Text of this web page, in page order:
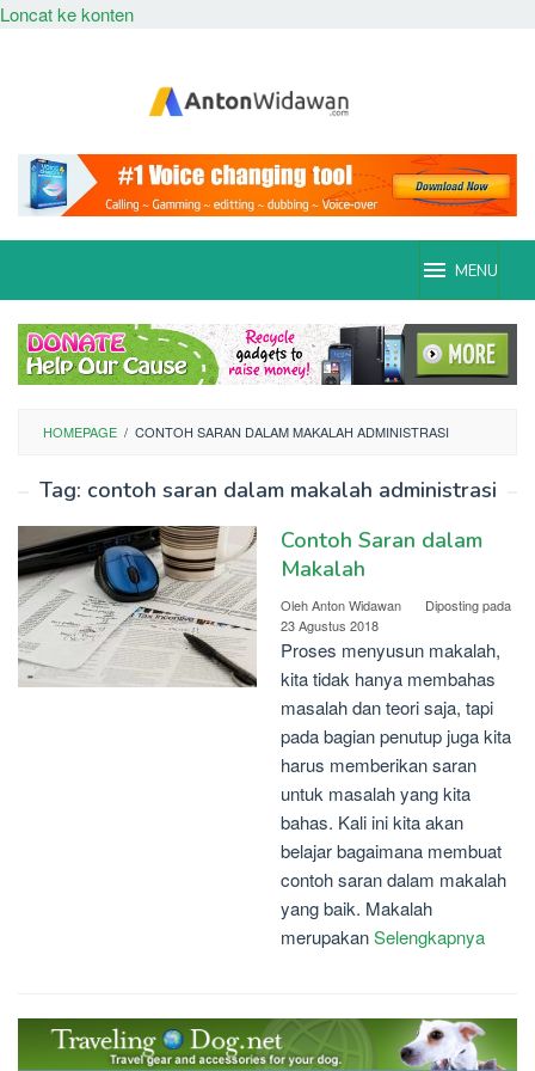
Loncat ke konten
MENU
HOMEPAGE / CONTOH SARAN DALAM MAKALAH ADMINISTRASI
Tag: contoh saran dalam makalah administrasi
Contoh Saran dalam
Makalah
OlehAnton Widawan
Diposting pada
23 Agustus 2018
Proses menyusun makalah,
kita tidak hanya membahas
masalah dan teori saja, tapi
pada bagian penutup juga kita
harus memberikan saran
untuk masalah yang kita
bahas. Kali ini kita akan
belajar bagaimana membuat
contoh saran dalam makalah
yang baik. Makalah
merupakanSelengkapnya